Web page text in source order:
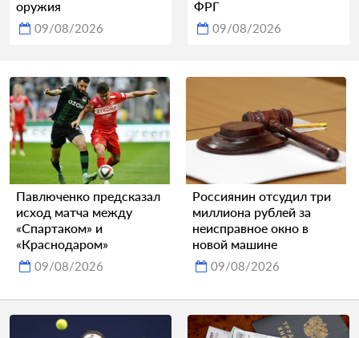
оружия
09/08/2026
ФРГ
09/08/2026
Павлюченко предсказал
исход матча между
«Спартаком» и
«Краснодаром»
09/08/2026
Россиянин отсудил три
миллиона рублей за
неисправное окно в
новой машине
09/08/2026